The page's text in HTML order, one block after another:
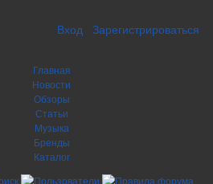
Вход Зарегистрироваться
Главная
Новости
Обзоры
Статьи
Музыка
Бренды
Каталог